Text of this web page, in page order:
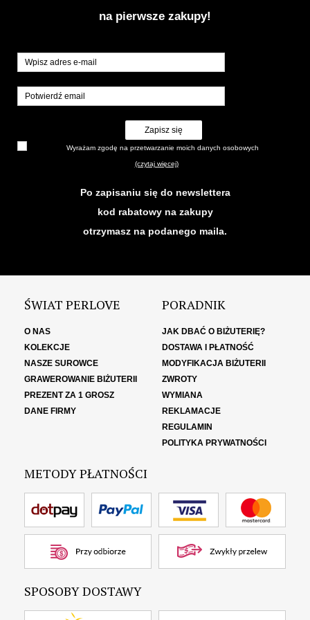
na pierwsze zakupy!
Zapisz się
Wyrażam zgodę na przetwarzanie moich danych osobowych
(czytaj więcej)
Po zapisaniu się do newslettera
kod rabatowy na zakupy
otrzymasz na podanego maila.
ŚWIAT PERLOVE
O NAS
KOLEKCJE
NASZE SUROWCE
GRAWEROWANIE BIŻUTERII
PREZENT ZA 1 GROSZ
DANE FIRMY
PORADNIK
JAK DBAĆ O BIŻUTERIĘ?
DOSTAWA I PŁATNOŚĆ
MODYFIKACJA BIŻUTERII
ZWROTY
WYMIANA
REKLAMACJE
REGULAMIN
POLITYKA PRYWATNOŚCI
METODY PŁATNOŚCI
SPOSOBY DOSTAWY